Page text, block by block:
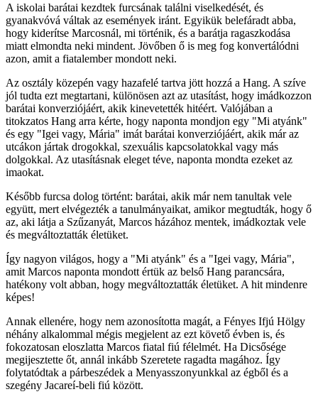
A iskolai barátai kezdtek furcsának találni viselkedését, és
gyanakvóvá váltak az események iránt. Egyikük belefáradt abba,
hogy kiderítse Marcosnál, mi történik, és a barátja ragaszkodása
miatt elmondta neki mindent. Jövőben ő is meg fog konvertálódni
azon, amit a fiatalember mondott neki.
Az osztály közepén vagy hazafelé tartva jött hozzá a Hang. A szíve
jól tudta ezt megtartani, különösen azt az utasítást, hogy imádkozzon
barátai konverziójáért, akik kinevetették hitéért. Valójában a
titokzatos Hang arra kérte, hogy naponta mondjon egy "Mi atyánk"
és egy "Igei vagy, Mária" imát barátai konverziójáért, akik már az
utcákon jártak drogokkal, szexuális kapcsolatokkal vagy más
dolgokkal. Az utasításnak eleget téve, naponta mondta ezeket az
imaokat.
Később furcsa dolog történt: barátai, akik már nem tanultak vele
együtt, mert elvégezték a tanulmányaikat, amikor megtudták, hogy ő
az, aki látja a Szűzanyát, Marcos házához mentek, imádkoztak vele
és megváltoztatták életüket.
Így nagyon világos, hogy a "Mi atyánk" és a "Igei vagy, Mária",
amit Marcos naponta mondott értük az belső Hang parancsára,
hatékony volt abban, hogy megváltoztatták életüket. A hit mindenre
képes!
Annak ellenére, hogy nem azonosította magát, a Fényes Ifjú Hölgy
néhány alkalommal mégis megjelent az ezt követő évben is, és
fokozatosan eloszlatta Marcos fiatal fiú félelmét. Ha Dicsősége
megijesztette őt, annál inkább Szeretete ragadta magához. Így
folytatódtak a párbeszédek a Menyasszonyunkkal az égből és a
szegény Jacareí-beli fiú között.